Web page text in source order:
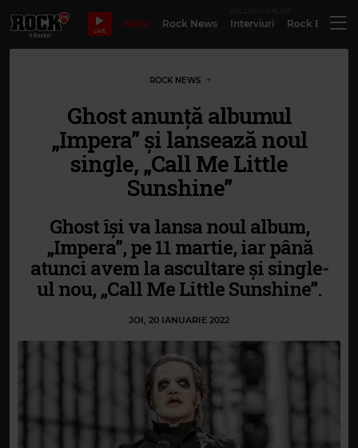
LIVE
Bilete Rock News Interviuri Rock
ROCK NEWS
Ghost anunță albumul
„Impera” și lansează noul
single, „Call Me Little
Sunshine”
Ghost își va lansa noul album,
„Impera”, pe 11 martie, iar până
atunci avem la ascultare și single-
ul nou, „Call Me Little Sunshine”.
JOI, 20 IANUARIE 2022